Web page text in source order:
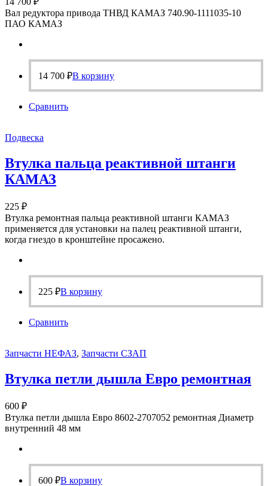
Вал редуктора привода ТНВД КАМАЗ 740.90-1111035-10
ПАО КАМАЗ
14 700 ₽В корзину
Сравнить
Подвеска
Втулка пальца реактивной штанги
КАМАЗ
225 ₽
Втулка ремонтная пальца реактивной штанги КАМАЗ
применяется для установки на палец реактивной штанги,
когда гнездо в кронштейне просажено.
225 ₽В корзину
Сравнить
Запчасти НЕФАЗ, Запчасти СЗАП
Втулка петли дышла Евро ремонтная
600 ₽
Втулка петли дышла Евро 8602-2707052 ремонтная Диаметр
внутренний 48 мм
600 ₽В корзину